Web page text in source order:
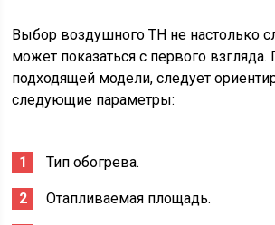
Выбор воздушного ТН не настолько
может показаться с первого
подходящей модели, следует
следующие параметры:
Тип обогрева.
Отапливаемая площадь.